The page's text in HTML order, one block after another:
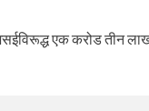
एक करोड तीन लाख